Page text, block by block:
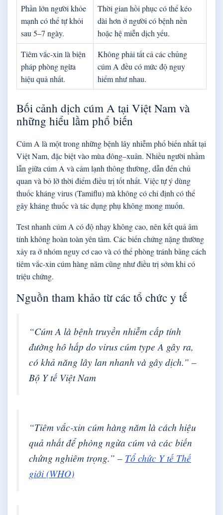
Phần lớn người khỏe
mạnh có thể tự khỏi
sau 5–7 ngày.
Thời gian hồi phục có thể kéo
dài hơn ở người có bệnh nền
hoặc hệ miễn dịch yếu.
Tiêm vắc-xin là biện
pháp phòng ngừa
hiệu quả nhất.
Không phải tất cả các chủng
cúm A đều có mức độ nguy
hiểm như nhau.
Bối cảnh dịch cúm A tại Việt Nam và
những hiểu lầm phổ biến
Cúm A là một trong những bệnh lây nhiễm phổ biến nhất tại
Việt Nam, đặc biệt vào mùa đông–xuân. Nhiều người nhầm
lẫn giữa cúm A và cảm lạnh thông thường, dẫn đến chủ
quan và bỏ lỡ thời điểm điều trị tốt nhất. Việc tự ý dùng
thuốc kháng virus (Tamiflu) mà không có chỉ định có thể
gây kháng thuốc và tác dụng phụ không mong muốn.
Test nhanh cúm A có độ nhạy không cao, nên kết quả âm
tính không hoàn toàn yên tâm. Các biến chứng nặng thường
xảy ra ở nhóm nguy cơ cao và có thể phòng tránh bằng cách
tiêm vắc-xin cúm hàng năm cũng như điều trị sớm khi có
triệu chứng.
Nguồn tham khảo từ các tổ chức y tế
“Cúm A là bệnh truyền nhiễm cấp tính
đường hô hấp do virus cúm type A gây ra,
có khả năng lây lan nhanh và gây dịch.” –
Bộ Y tế Việt Nam
“Tiêm vắc-xin cúm hàng năm là cách hiệu
quả nhất để phòng ngừa cúm và các biến
chứng nghiêm trọng.” – Tổ chức Y tế Thế
giới (WHO)